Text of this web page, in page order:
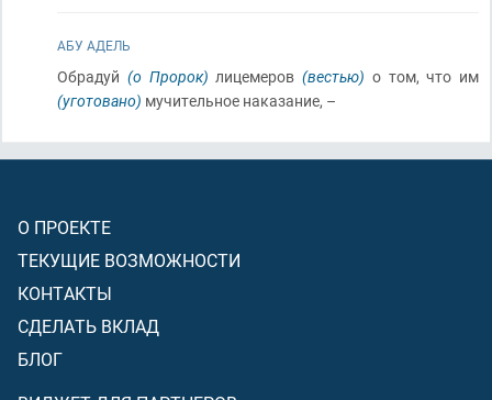
АБУ АДЕЛЬ
Обрадуй (о Пророк) лицемеров (вестью) о том, что им
(уготовано) мучительное наказание, –
О ПРОЕКТЕ
ТЕКУЩИЕ ВОЗМОЖНОСТИ
КОНТАКТЫ
СДЕЛАТЬ ВКЛАД
БЛОГ